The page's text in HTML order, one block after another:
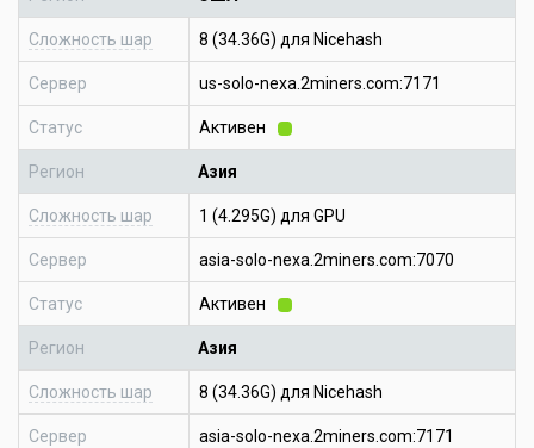
Сложность шар 8 (34.36G) для Nicehash
Сервер us-solo-nexa.2miners.com:7171
Статус Активен
Регион Азия
Сложность шар 1 (4.295G) для GPU
Сервер asia-solo-nexa.2miners.com:7070
Статус Активен
Регион Азия
Сложность шар 8 (34.36G) для Nicehash
Сервер asia-solo-nexa.2miners.com:7171